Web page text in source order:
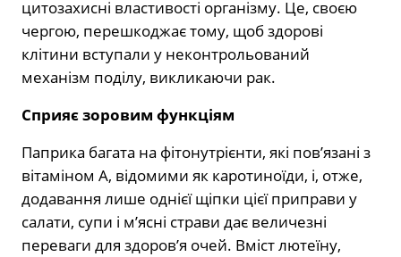
цитозахисні властивості організму. Це, своєю
чергою, перешкоджає тому, щоб здорові
клітини вступали у неконтрольований
механізм поділу, викликаючи рак.
Сприяє зоровим функціям
Паприка багата на фітонутрієнти, які пов’язані з
вітаміном А, відомими як каротиноїди, і, отже,
додавання лише однієї щіпки цієї приправи у
салати, супи і м’ясні страви дає величезні
переваги для здоров’я очей. Вміст лютеїну,